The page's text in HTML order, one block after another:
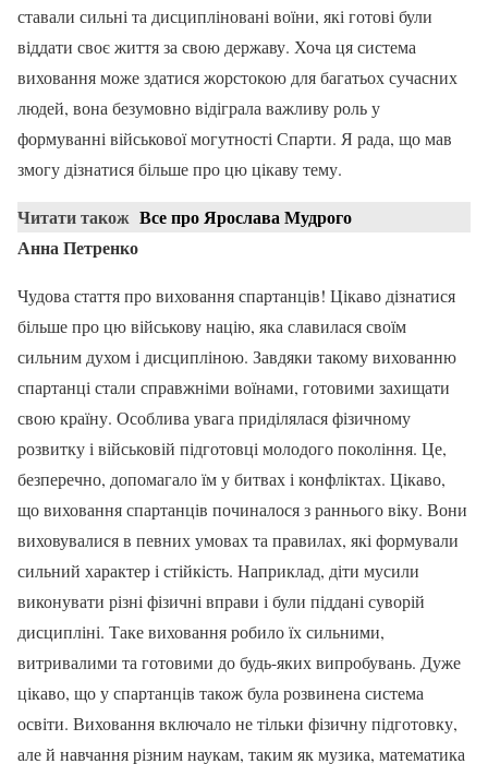
ставали сильні та дисципліновані воїни, які готові були
віддати своє життя за свою державу. Хоча ця система
виховання може здатися жорстокою для багатьох сучасних
людей, вона безумовно відіграла важливу роль у
формуванні військової могутності Спарти. Я рада, що мав
змогу дізнатися більше про цю цікаву тему.
Читати також Все про Ярослава Мудрого
Анна Петренко
Чудова стаття про виховання спартанців! Цікаво дізнатися
більше про цю військову націю, яка славилася своїм
сильним духом і дисципліною. Завдяки такому вихованню
спартанці стали справжніми воїнами, готовими захищати
свою країну. Особлива увага приділялася фізичному
розвитку і військовій підготовці молодого покоління. Це,
безперечно, допомагало їм у битвах і конфліктах. Цікаво,
що виховання спартанців починалося з раннього віку. Вони
виховувалися в певних умовах та правилах, які формували
сильний характер і стійкість. Наприклад, діти мусили
виконувати різні фізичні вправи і були піддані суворій
дисципліні. Таке виховання робило їх сильними,
витривалими та готовими до будь-яких випробувань. Дуже
цікаво, що у спартанців також була розвинена система
освіти. Виховання включало не тільки фізичну підготовку,
але й навчання різним наукам, таким як музика, математика